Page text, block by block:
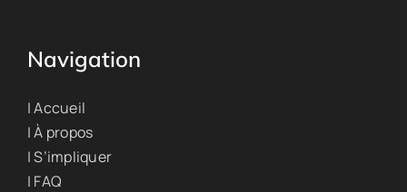
Navigation
| Accueil
| À propos
| S’impliquer
| FAQ